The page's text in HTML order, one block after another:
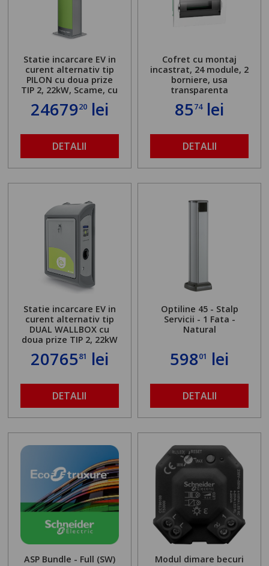
Statie incarcare EV in
curent alternativ tip
PILON cu doua prize
TIP 2, 22kW, Scame, cu
server local
2467920lei
DETALII
Cofret cu montaj
incastrat, 24 module, 2
borniere, usa
transparenta
8574lei
DETALII
Statie incarcare EV in
curent alternativ tip
DUAL WALLBOX cu
doua prize TIP 2, 22kW
2076581 lei
DETALII
Optiline 45 - Stalp
Servicii - 1 Fata -
Natural
59801 lei
DETALII
ASP Bundle - Full (SW)
Modul dimare becuri